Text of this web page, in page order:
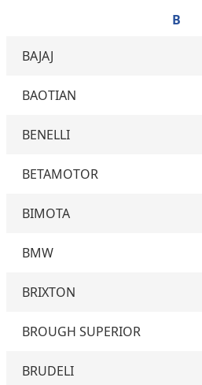
B
BAJAJ
BAOTIAN
BENELLI
BETAMOTOR
BIMOTA
BMW
BRIXTON
BROUGH SUPERIOR
BRUDELI